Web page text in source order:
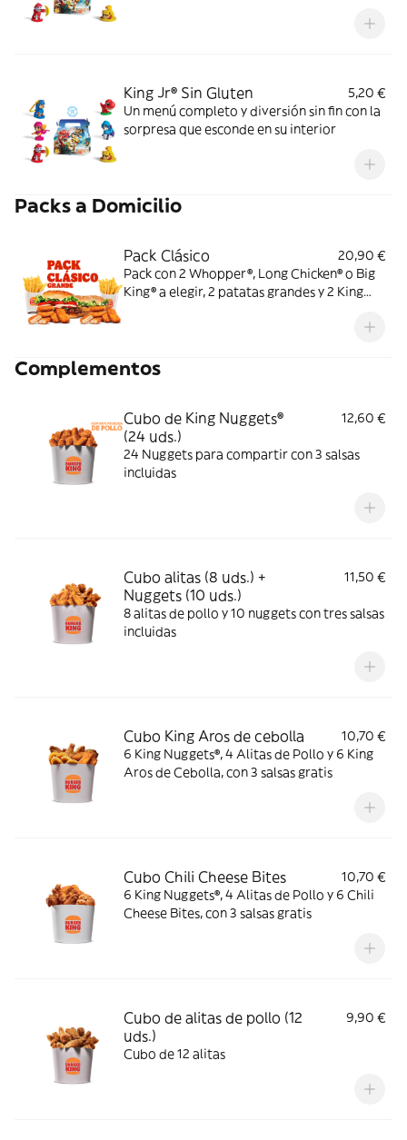
King Jr® Sin Gluten
5,20 €
Un menú completo y diversión sin fin con la
sorpresa que esconde en su interior
Packs a Domicilio
Pack Clásico
20,90 €
Pack con 2 Whopper®, Long Chicken® o Big
King® a elegir, 2 patatas grandes y 2 King
Complementos
Cubo de King Nuggets®
(24 uds.)
12,60 €
24 Nuggets para compartir con 3 salsas
incluidas
Cubo alitas (8 uds.) +
Nuggets (10 uds.)
11,50 €
8 alitas de pollo y 10 nuggets con tres salsas
incluidas
Cubo King Aros de cebolla
10,70 €
6 King Nuggets®, 4 Alitas de Pollo y 6 King
Aros de Cebolla, con 3 salsas gratis
Cubo Chili Cheese Bites
10,70 €
6 King Nuggets®, 4 Alitas de Pollo y 6 Chili
Cheese Bites, con 3 salsas gratis
Cubo de alitas de pollo (12
uds.)
9,90 €
Cubo de 12 alitas